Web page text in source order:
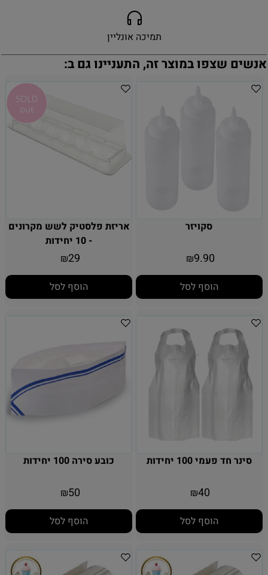
תמיכה אונליין
אנשים שצפו במוצר זה, התעניינו גם ב:
סקויזר
₪9.90
הוסף לסל
אריזת פלסטיק לשש מקרונים
- 10 יחידות
₪29
הוסף לסל
סינר חד פעמי 100 יחידות
₪40
הוסף לסל
כובע סירה 100 יחידות
₪50
הוסף לסל